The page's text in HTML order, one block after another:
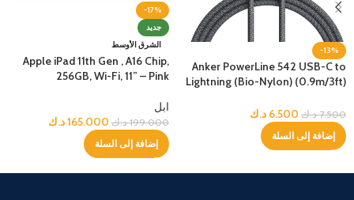
-13%
Anker PowerLine 542 USB-C to
Lightning (Bio-Nylon) (0.9m/3ft)
7.500 د.ك 6.500 د.ك
إضافة إلى السلة
-17%
جديد
الشرق الأوسط
Apple iPad 11th Gen , A16 Chip,
256GB, Wi-Fi, 11” – Pink
ابل
199.000 د.ك 165.000د.ك
إضافة إلى السلة